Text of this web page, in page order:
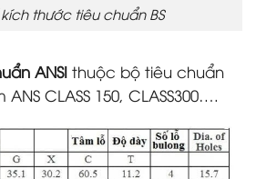
kích thước tiêu chuẩn BS
ANSIthuộc bộ tiêu chuẩn
CLASS 150, CLASS300….